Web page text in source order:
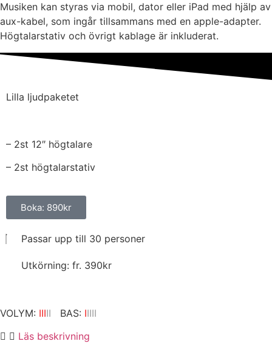
Musiken kan styras via mobil, dator eller iPad med hjälp av
aux-kabel, som ingår tillsammans med en apple-adapter.
Högtalarstativ och övrigt kablage är inkluderat.
Lilla ljudpaketet
– 2st 12″ högtalare
– 2st högtalarstativ
Boka: 890kr
Passar upp till 30 personer
Utkörning: fr. 390kr
VOLYM: IIIII BAS: IIIII
Läs beskrivning